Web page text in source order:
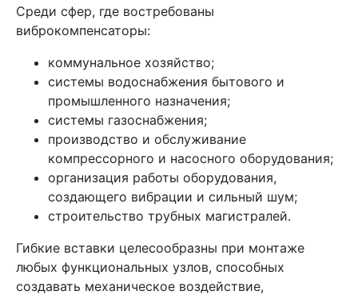
Среди сфер, где востребованы
виброкомпенсаторы:
коммунальное хозяйство;
системы водоснабжения бытового и
промышленного назначения;
системы газоснабжения;
производство и обслуживание
компрессорного и насосного оборудования;
организация работы оборудования,
создающего вибрации и сильный шум;
строительство трубных магистралей.
Гибкие вставки целесообразны при монтаже
любых функциональных узлов, способных
создавать механическое воздействие,